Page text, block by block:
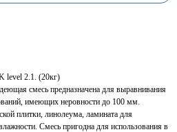
level 2.1. (20кг)
смесь предназначена для выравнивания
имеющих неровности до 100 мм.
плитки, линолеума, ламината для
Смесь пригодна для использования в